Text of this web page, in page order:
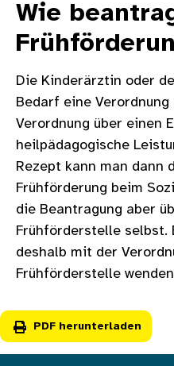
Wie
Die Kinderärztin oder
Bedarf eine Verordnung
Verordnung über einen
heilpädagogische
Rezept kann man dann
Frühförderung beim
die Beantragung aber
Frühförderstelle selbst.
deshalb mit der
Frühförderstelle
PDF herunterladen